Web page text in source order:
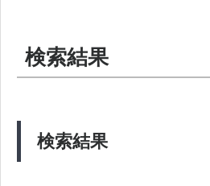
検索結果
検索結果